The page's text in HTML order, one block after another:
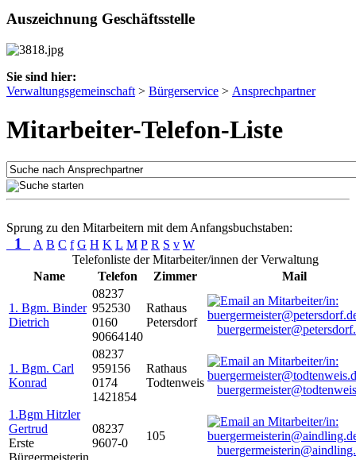
Auszeichnung Geschäftsstelle
Sie sind hier:
Verwaltungsgemeinschaft > Bürgerservice > Ansprechpartner
Mitarbeiter-Telefon-Liste
Sprung zu den Mitarbeitern mit dem Anfangsbuchstaben:
1 A B C f G H K L M P R S v W
Telefonliste der Mitarbeiter/innen der Verwaltung
Name
Telefon Zimmer Mail
1. Bgm. Binder
Dietrich
08237
952530
0160
90664140
Rathaus
Petersdorf
1. Bgm. Carl
Konrad
08237
959156
0174
1421854
Rathaus
Todtenweis
1.Bgm Hitzler
Gertrud
Erste
08237
9607-0
105